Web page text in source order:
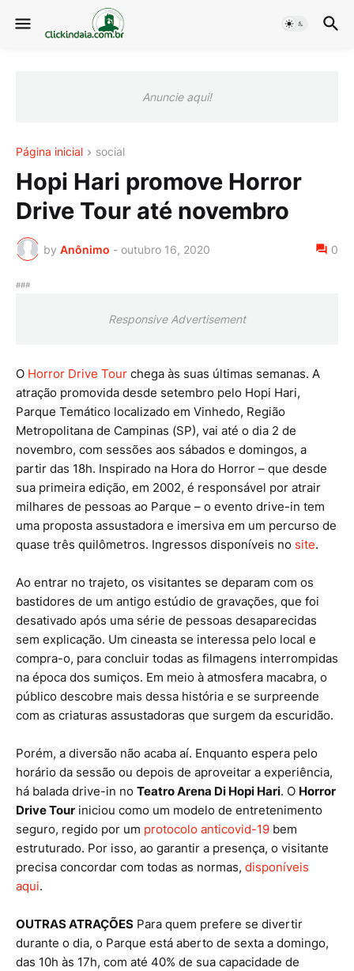
Anuncie aqui!
Página inicial social
Hopi Hari promove Horror
Drive Tour até novembro
by Anônimo - outubro 16, 2020 0
###
Responsive Advertisement
O Horror Drive Tour chega às suas últimas semanas. A
atração promovida desde setembro pelo Hopi Hari,
Parque Temático localizado em Vinhedo, Região
Metropolitana de Campinas (SP), vai até o dia 2 de
novembro, com sessões aos sábados e domingos, a
partir das 18h. Inspirado na Hora do Horror – que desde
sua primeira edição, em 2002, é responsável por atrair
milhares de pessoas ao Parque – o evento drive-in tem
uma proposta assustadora e imersiva em um percurso de
quase três quilômetros. Ingressos disponíveis no site.
Ao entrar no trajeto, os visitantes se deparam com os
bastidores de um antigo estúdio de gravações, que foi
desativado após uma série de pessoas desaparecidas
sem explicação. Um cineasta se interessa pelo local e
compra-o, para concluir todas as filmagens interrompidas
na época dos sumiços. Em meio à atmosfera macabra, o
público descobre mais dessa história e se surpreende
com as criaturas assustadoras que surgem da escuridão.
Porém, a diversão não acaba aí. Enquanto espera pelo
horário da sessão ou depois de aproveitar a experiência,
há balada drive-in no Teatro Arena Di Hopi Hari. O Horror
Drive Tour iniciou como um modelo de entretenimento
seguro, regido por um protocolo anticovid-19 bem
estruturado. Por isso, ao garantir a presença, o visitante
precisa concordar com todas as normas, disponíveis
aqui.
OUTRAS ATRAÇÕES Para quem prefere se divertir
durante o dia, o Parque está aberto de sexta a domingo,
das 10h às 17h, com até 40% de sua capacidade de